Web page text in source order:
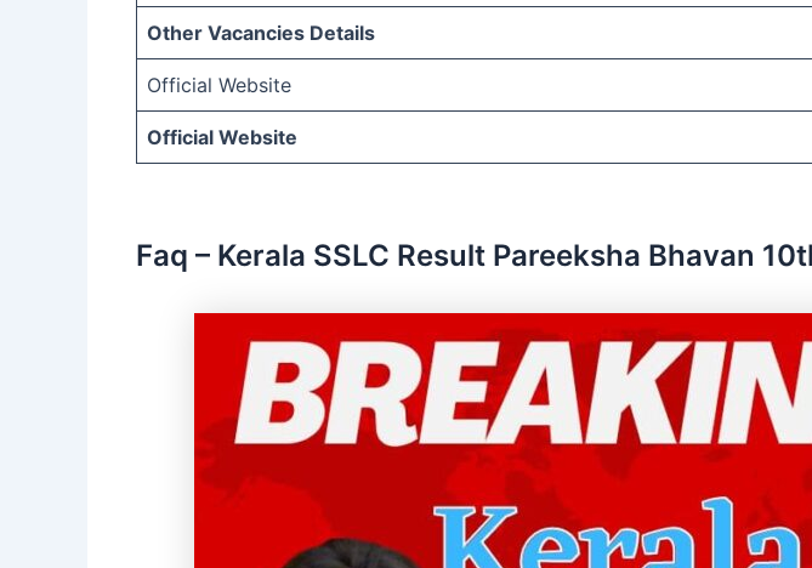
Other Vacancies Details
Official Website
Official Website
Faq – Kerala SSLC Result Pareeksha Bhavan